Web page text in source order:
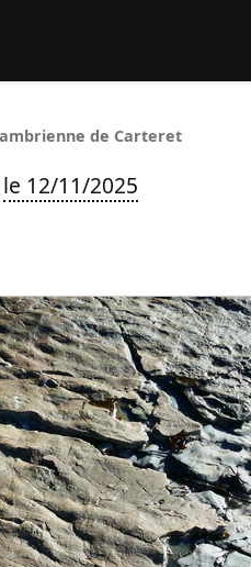
de Carteret
le 12/11/2025